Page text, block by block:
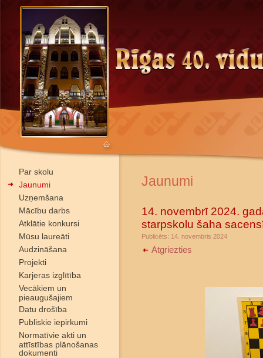
Par skolu
Jaunumi
Uzņemšana
Mācību darbs
Atklātie konkursi
Mūsu laureāti
Audzināšana
Projekti
Karjeras izglītība
Vecākiem un
pieaugušajiem
Datu drošība
Publiskie iepirkumi
Normatīvie akti un
attīstības plānošanas
dokumenti
Jaunumi
14. novembrī 2024.
starpskolu šaha
Publicēts: 14. novembris 2024
Atgriezties